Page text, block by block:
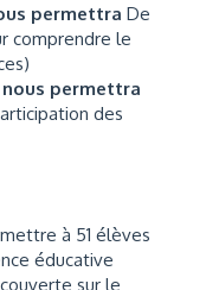
permettra De
comprendre le
permettra
des
à 51 élèves
éducative
sur le